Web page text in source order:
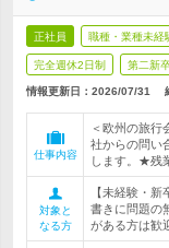
正社員 職種・業種未経
完全週休2日制 第二新
情報更新日：2026/07/31
仕事内容
＜欧州の旅行
社からの問い
します。★残
対象と
なる方
【未経験・
書きに問題の
がある方は歓